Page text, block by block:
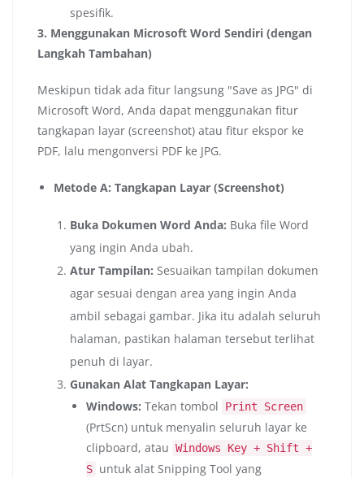
spesifik.
3. Menggunakan Microsoft Word Sendiri (dengan
Langkah Tambahan)
Meskipun tidak ada fitur langsung "Save as JPG" di
Microsoft Word, Anda dapat menggunakan fitur
tangkapan layar (screenshot) atau fitur ekspor ke
PDF, lalu mengonversi PDF ke JPG.
Metode A: Tangkapan Layar (Screenshot)
Buka Dokumen Word Anda: Buka file Word
yang ingin Anda ubah.
Atur Tampilan: Sesuaikan tampilan dokumen
agar sesuai dengan area yang ingin Anda
ambil sebagai gambar. Jika itu adalah seluruh
halaman, pastikan halaman tersebut terlihat
penuh di layar.
Gunakan Alat Tangkapan Layar:
Windows: Tekan tombol Print Screen
(PrtScn) untuk menyalin seluruh layar ke
clipboard, atau Windows Key + Shift +
S untuk alat Snipping Tool yang